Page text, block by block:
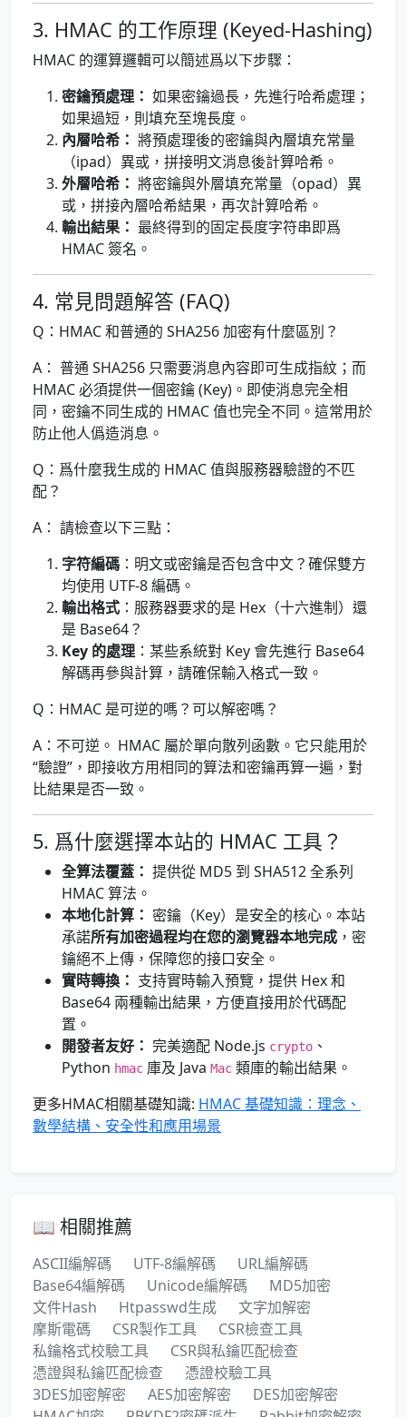
3. HMAC 的工作原理 (Keyed-Hashing)
HMAC 的運算邏輯可以簡述爲以下步驟：
密鑰預處理： 如果密鑰過長，先進行哈希處理；
如果過短，則填充至塊長度。
內層哈希： 將預處理後的密鑰與內層填充常量
（ipad）異或，拼接明文消息後計算哈希。
外層哈希： 將密鑰與外層填充常量（opad）異
或，拼接內層哈希結果，再次計算哈希。
輸出結果： 最終得到的固定長度字符串即爲
HMAC 簽名。
4. 常見問題解答 (FAQ)
Q：HMAC 和普通的 SHA256 加密有什麼區別？
A： 普通 SHA256 只需要消息內容即可生成指紋；而
HMAC 必須提供一個密鑰 (Key)。即使消息完全相
同，密鑰不同生成的 HMAC 值也完全不同。這常用於
防止他人僞造消息。
Q：爲什麼我生成的 HMAC 值與服務器驗證的不匹
配？
A： 請檢查以下三點：
字符編碼 ：明文或密鑰是否包含中文？確保雙方
均使用 UTF-8 編碼。
輸出格式 ：服務器要求的是 Hex（十六進制）還
是 Base64？
Key 的處理 ：某些系統對 Key 會先進行 Base64
解碼再參與計算，請確保輸入格式一致。
Q：HMAC 是可逆的嗎？可以解密嗎？
A：不可逆。 HMAC 屬於單向散列函數。它只能用於
“驗證”，即接收方用相同的算法和密鑰再算一遍，對
比結果是否一致。
5. 爲什麼選擇本站的 HMAC 工具？
全算法覆蓋： 提供從 MD5 到 SHA512 全系列
HMAC 算法。
本地化計算： 密鑰（Key）是安全的核心。本站
承諾所有加密過程均在您的瀏覽器本地完成 ，密
鑰絕不上傳，保障您的接口安全。
實時轉換： 支持實時輸入預覽，提供 Hex 和
Base64 兩種輸出結果，方便直接用於代碼配
置。
開發者友好： 完美適配 Node.js crypto 、
Python hmac 庫及 Java Mac 類庫的輸出結果。
更多HMAC相關基礎知識: HMAC 基礎知識：理念、
數學結構、安全性和應用場景
📖 相關推薦
ASCII編解碼 UTF-8編解碼
URL編解碼
Base64編解碼
Unicode編解碼
MD5加密
文件Hash
Htpasswd生成
文字加解密
摩斯電碼
CSR製作工具
CSR檢查工具
私鑰格式校驗工具
CSR與私鑰匹配檢查
憑證與私鑰匹配檢查
憑證校驗工具
3DES加密解密
AES加密解密
DES加密解密